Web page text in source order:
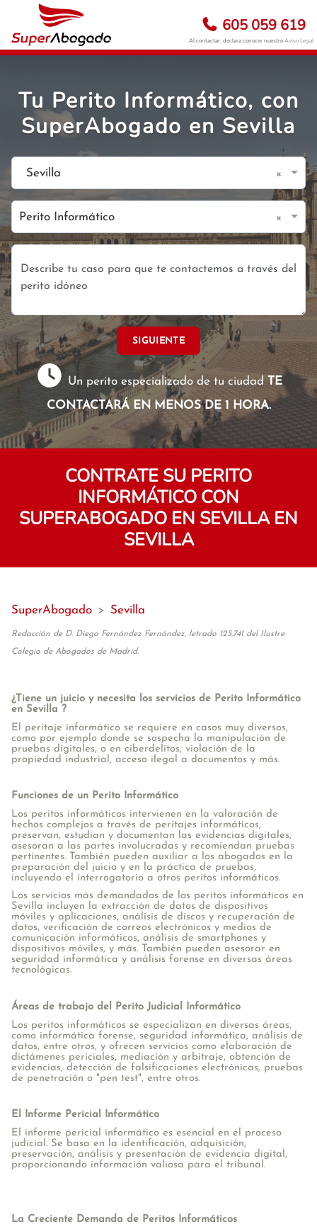
605 059 619
Al contactar, declara conocer nuestroAviso Legal
Tu Perito Informático, con
SuperAbogado en Sevilla
Sevilla ×
Perito Informático ×
SIGUIENTE
Un perito especializado de tu ciudad TE
CONTACTARÁ EN MENOS DE 1 HORA.
CONTRATE SU PERITO
INFORMÁTICO CON
SUPERABOGADO EN SEVILLA EN
SEVILLA
SuperAbogado > Sevilla
Redacción de D. Diego Fernández Fernández, letrado 125.741 del Ilustre
Colegio de Abogados de Madrid.
¿Tiene un juicio y necesita los servicios de Perito Informático
en Sevilla ?
El peritaje informático se requiere en casos muy diversos,
como por ejemplo donde se sospecha la manipulación de
pruebas digitales, o en ciberdelitos, violación de la
propiedad industrial, acceso ilegal a documentos y más.
Funciones de un Perito Informático
Los peritos informáticos intervienen en la valoración de
hechos complejos a través de peritajes informáticos,
preservan, estudian y documentan las evidencias digitales,
asesoran a las partes involucradas y recomiendan pruebas
pertinentes. También pueden auxiliar a los abogados en la
preparación del juicio y en la práctica de pruebas,
incluyendo el interrogatorio a otros peritos informáticos.
Los servicios más demandados de los peritos informáticos en
Sevilla incluyen la extracción de datos de dispositivos
móviles y aplicaciones, análisis de discos y recuperación de
datos, verificación de correos electrónicos y medios de
comunicación informáticos, análisis de smartphones y
dispositivos móviles, y más. También pueden asesorar en
seguridad informática y análisis forense en diversas áreas
tecnológicas.
Áreas de trabajo del Perito Judicial Informático
Los peritos informáticos se especializan en diversas áreas,
como informática forense, seguridad informática, análisis de
datos, entre otros, y ofrecen servicios como elaboración de
dictámenes periciales, mediación y arbitraje, obtención de
evidencias, detección de falsificaciones electrónicas, pruebas
de penetración o "pen test", entre otros.
El Informe Pericial Informático
El informe pericial informático es esencial en el proceso
judicial. Se basa en la identificación, adquisición,
preservación, análisis y presentación de evidencia digital,
proporcionando información valiosa para el tribunal.
La Creciente Demanda de Peritos Informáticos